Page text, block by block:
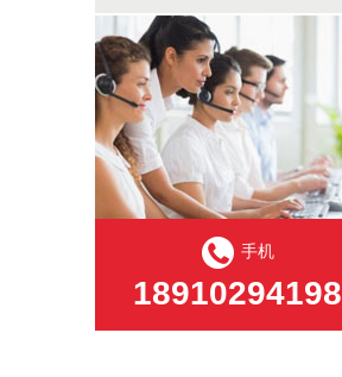
手机
18910294198